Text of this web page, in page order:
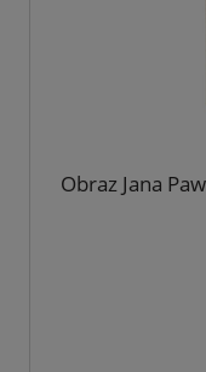
Obraz Jana